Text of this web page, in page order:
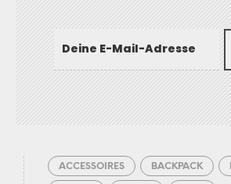
ACCESSOIRES BACKPACK